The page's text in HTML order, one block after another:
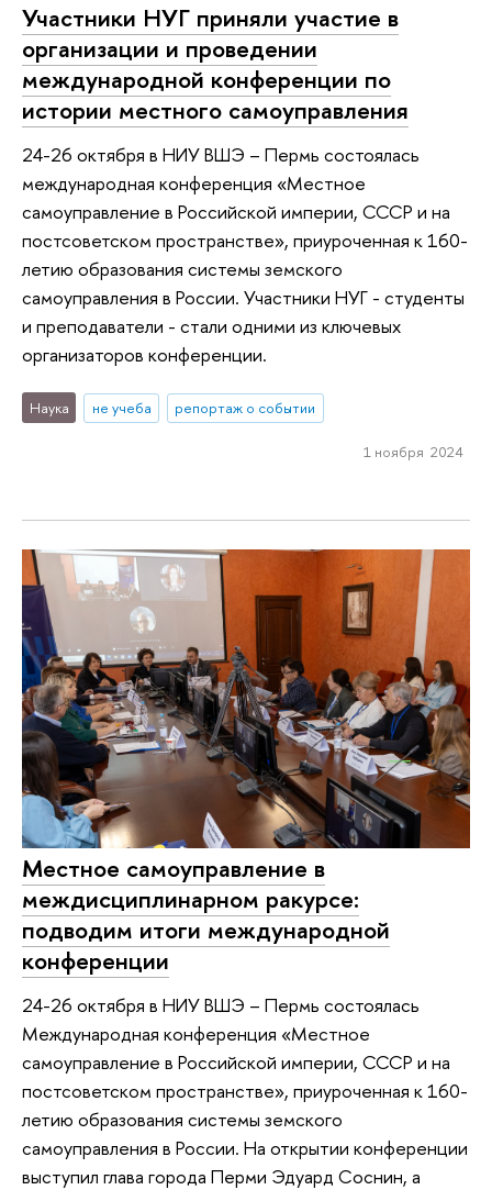
Участники НУГ приняли участие в
организации и проведении
международной конференции по
истории местного самоуправления
24-26 октября в НИУ ВШЭ – Пермь состоялась
международная конференция «Местное
самоуправление в Российской империи, СССР и на
постсоветском пространстве», приуроченная к 160-
летию образования системы земского
самоуправления в России. Участники НУГ - студенты
и преподаватели - стали одними из ключевых
организаторов конференции.
Наука не учеба репортаж о событии
1 ноября 2024
Местное самоуправление в
междисциплинарном ракурсе:
подводим итоги международной
конференции
24-26 октября в НИУ ВШЭ – Пермь состоялась
Международная конференция «Местное
самоуправление в Российской империи, СССР и на
постсоветском пространстве», приуроченная к 160-
летию образования системы земского
самоуправления в России. На открытии конференции
выступил глава города Перми Эдуард Соснин, а